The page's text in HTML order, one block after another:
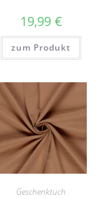
19,99 €
zum Produkt
Geschenktuch